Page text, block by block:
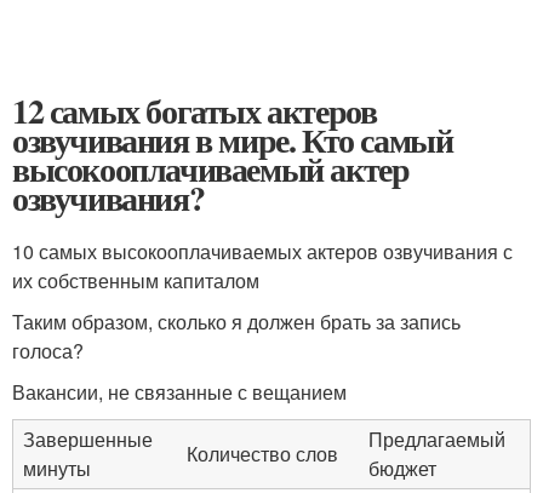
12 самых богатых актеров
озвучивания в мире. Кто самый
высокооплачиваемый актер
озвучивания?
10 самых высокооплачиваемых актеров озвучивания с
их собственным капиталом
Таким образом, сколько я должен брать за запись
голоса?
Вакансии, не связанные с вещанием
Завершенные
минуты
Количество слов
Предлагаемый
бюджет